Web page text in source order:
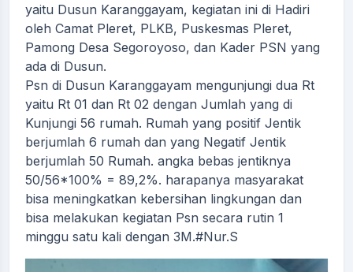
yaitu Dusun Karanggayam, kegiatan ini di Hadiri
oleh Camat Pleret, PLKB, Puskesmas Pleret,
Pamong Desa Segoroyoso, dan Kader PSN yang
ada di Dusun.
Psn di Dusun Karanggayam mengunjungi dua Rt
yaitu Rt 01 dan Rt 02 dengan Jumlah yang di
Kunjungi 56 rumah. Rumah yang positif Jentik
berjumlah 6 rumah dan yang Negatif Jentik
berjumlah 50 Rumah. angka bebas jentiknya
50/56*100% = 89,2%. harapanya masyarakat
bisa meningkatkan kebersihan lingkungan dan
bisa melakukan kegiatan Psn secara rutin 1
minggu satu kali dengan 3M.#Nur.S